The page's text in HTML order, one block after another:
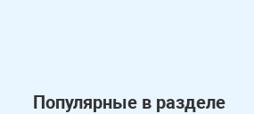
Популярные в разделе